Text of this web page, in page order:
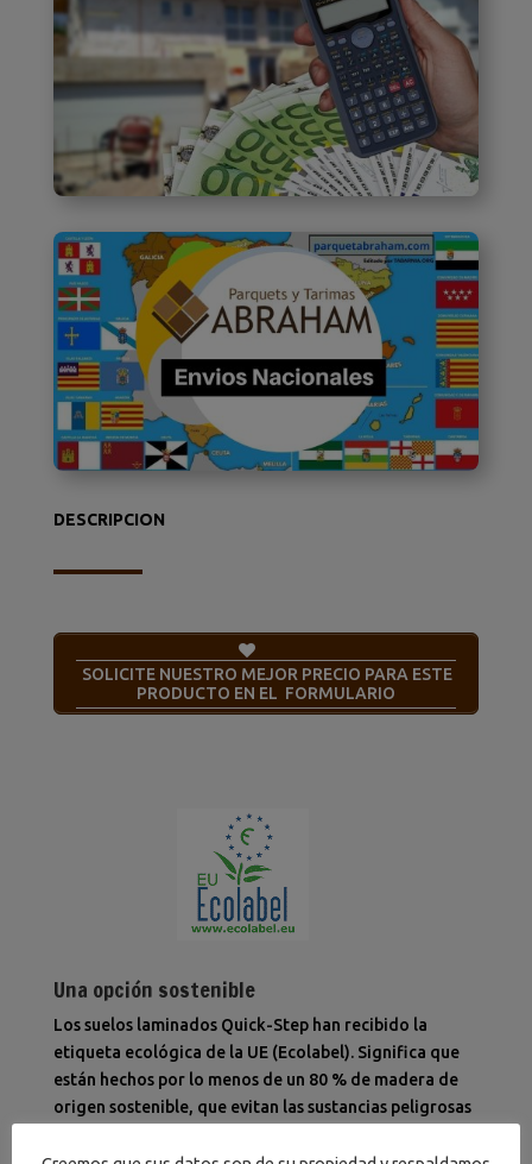
DESCRIPCION
SOLICITE NUESTRO MEJOR PRECIO PARA ESTE
PRODUCTO EN EL FORMULARIO
Una opción sostenible
Los suelos laminados Quick-Step han recibido la
etiqueta ecológica de la UE (Ecolabel). Significa que
están hechos por lo menos de un 80 % de madera de
origen sostenible, que evitan las sustancias peligrosas